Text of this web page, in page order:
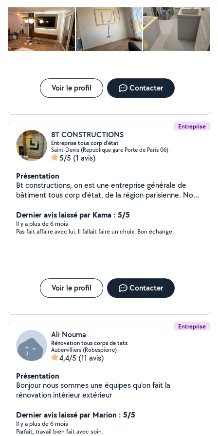
c'est un menteur il vous dit vers 17h je suis à côté de chez vous
met monsieur avez rendez-vous se matin il croit que la
personne va être bloqué toute la journée chez elle et l'attendre
si vous faites appelle à lui vous allez vous en rend de compte
qu'il ne respecte pas les horaires et vous répond 5h après
comme si qu'on va l'attendre toute la journée. franchement à
Voir le profil Contacter
Entreprise
BT CONSTRUCTIONS
Entreprise tous corp d'état
Saint-Denis (Republique gare Porte de Paris 06)
5/5 (1 avis)
Présentation
Bt constructions, on est une entreprise générale de
bâtiment tous corp d'état, de la région parisienne. Nous
peuvent relever tout les défis, des projets les plus
simples aux plus complexe. Poussés par notre désir
d'excellence, nous mettons tout en œuvre pour nous
Dernier avis laissé par Kama : 5/5
Il y a plus de 6 mois
Pas fait affaire avec lui. Il fallait faire un choix. Bon échange.
Voir le profil Contacter
Entreprise
Ali Nouma
Rénovation tous corps de tats
Aubervilliers (Robespierre)
4,4/5 (11 avis)
Présentation
Bonjour nous sommes une équipes qu'on fait la
rénovation intérieur extérieur
Dernier avis laissé par Marion : 5/5
Il y a plus de 6 mois
Parfait, travail bien fait avec soin.